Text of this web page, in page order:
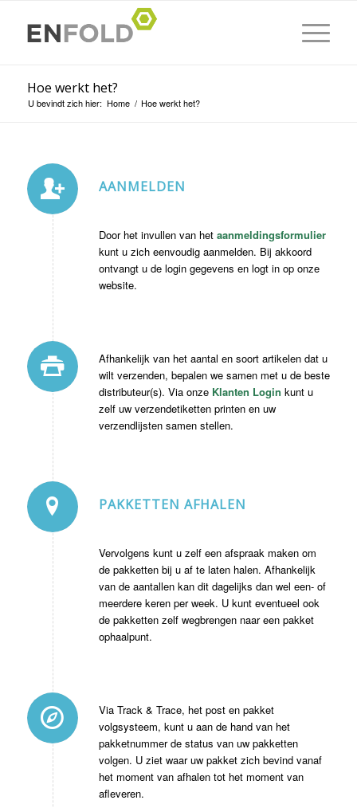
Hoe werkt het?
U bevindt zich hier: Home / Hoe werkt het?
AANMELDEN
Door het invullen van het aanmeldingsformulier
kunt u zich eenvoudig aanmelden. Bij akkoord
ontvangt u de login gegevens en logt in op onze
website.
Afhankelijk van het aantal en soort artikelen dat u
wilt verzenden, bepalen we samen met u de beste
distributeur(s). Via onze Klanten Login kunt u
zelf uw verzendetiketten printen en uw
verzendlijsten samen stellen.
PAKKETTEN AFHALEN
Vervolgens kunt u zelf een afspraak maken om
de pakketten bij u af te laten halen. Afhankelijk
van de aantallen kan dit dagelijks dan wel een- of
meerdere keren per week. U kunt eventueel ook
de pakketten zelf wegbrengen naar een pakket
ophaalpunt.
Via Track & Trace, het post en pakket
volgsysteem, kunt u aan de hand van het
pakketnummer de status van uw pakketten
volgen. U ziet waar uw pakket zich bevind vanaf
het moment van afhalen tot het moment van
afleveren.